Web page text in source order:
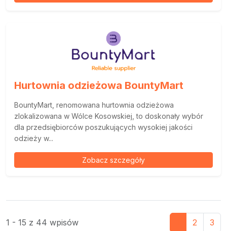
Hurtownia odzieżowa BountyMart
BountyMart, renomowana hurtownia odzieżowa
zlokalizowana w Wólce Kosowskiej, to doskonały wybór
dla przedsiębiorców poszukujących wysokiej jakości
odzieży w...
Zobacz szczegóły
1 - 15 z 44 wpisów 2 3